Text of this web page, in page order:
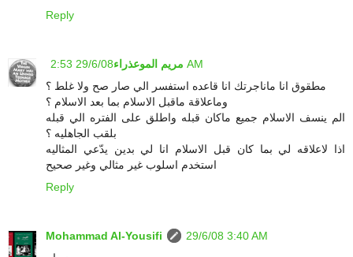
Reply
مريم الموعذراء 29/6/08 2:53 AM
مطقوق انا ماناجرتك انا قاعده استفسر الي صار صح ولا غلط ؟
وماعلاقة ماقبل الاسلام بما بعد الاسلام ؟
الم ينسف الاسلام جميع ماكان قبله واطلق على الفتره الي قبله
بلقب الجاهليه ؟
اذا لاعلاقه لي بما كان قبل الاسلام انا لي بدين يدّعي المثاليه
استخدم اسلوب غير مثالي وغير صحيح
Reply
Mohammad Al-Yousifi
29/6/08 3:40 AM